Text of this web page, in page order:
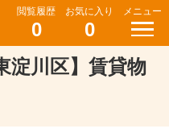
閲覧履歴
0
お気に入り
0
メニュー
淀川区】賃貸物